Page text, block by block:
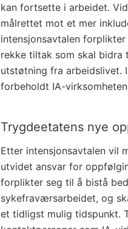
kan fortsette i arbeidet.
målrettet mot et mer
intensjonsavtalen
rekke tiltak som skal
utstøtning fra
forbeholdt IA-
Trygdeetatens nye
Etter intensjonsavtalen vil
utvidet ansvar for
forplikter seg til å bistå
sykefraværsarbeidet, og
et tidligst mulig tidspunkt.